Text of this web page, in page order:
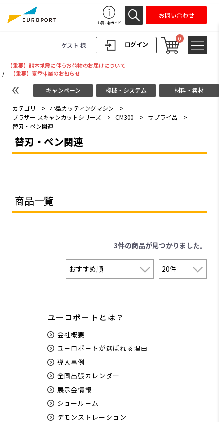
ログイン
ゲスト 様
0
お買い物ガイド
お問い合わせ
【重要】熊本地震に伴うお荷物のお届けについて
/
【重要】夏季休業のお知らせ
キャンペーン 機械・システム 材料・素材
カテゴリ > 小型カッティングマシン
>
ブラザー スキャンカットシリーズ
> CM300 > サプライ品
>
替刃・ペン関連
替刃・ペン関連
商品一覧
3件の商品が見つかりました。
ユーロポートとは？
会社概要
ユーロポートが選ばれる理由
導入事例
全国出張カレンダー
展示会情報
ショールーム
デモンストレーション